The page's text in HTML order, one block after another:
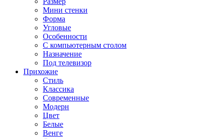
Мини стенки
Форма
Угловые
Особенности
С компьютерным столом
Назначение
Под телевизор
Прихожие
Стиль
Классика
Современные
Модерн
Цвет
Белые
Венге